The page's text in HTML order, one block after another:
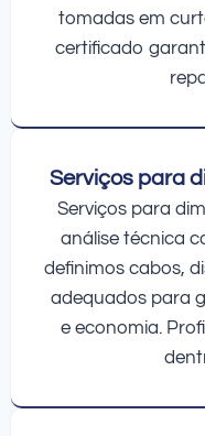
tomadas em
certificado
Serviços para
Serviços para
análise técnica
definimos cabos,
adequados para
e economia.